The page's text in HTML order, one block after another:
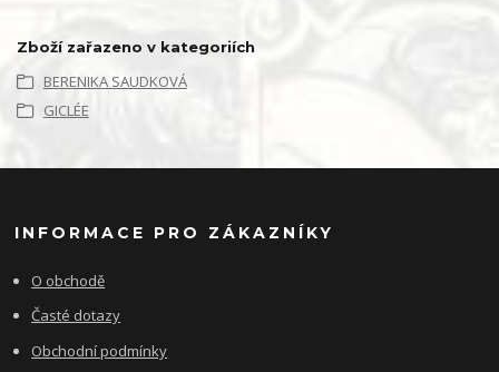
Zboží zařazeno v kategoriích
BERENIKA SAUDKOVÁ
GICLÉE
INFORMACE PRO ZÁKAZNÍKY
O obchodě
Časté dotazy
Obchodní podmínky